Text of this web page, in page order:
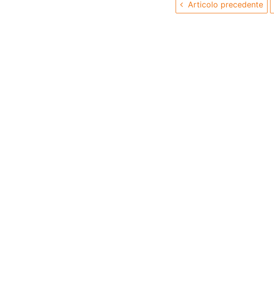
Articolo precedente